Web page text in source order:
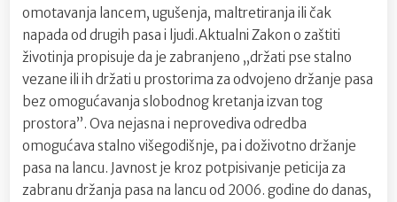
omotavanja lancem, ugušenja, maltretiranja ili čak
napada od drugih pasa i ljudi.Aktualni Zakon o zaštiti
životinja propisuje da je zabranjeno „držati pse stalno
vezane ili ih držati u prostorima za odvojeno držanje pasa
bez omogućavanja slobodnog kretanja izvan tog
prostora”. Ova nejasna i neprovediva odredba
omogućava stalno višegodišnje, pa i doživotno držanje
pasa na lancu. Javnost je kroz potpisivanje peticija za
zabranu držanja pasa na lancu od 2006. godine do danas,